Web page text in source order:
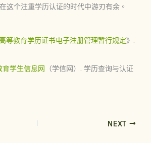
这个注重学历认证的时代中游刃有余。
等教育学历证书电子注册管理暂行规定》.
育学生信息网 （学信网）. 学历查询与认证
NEXT